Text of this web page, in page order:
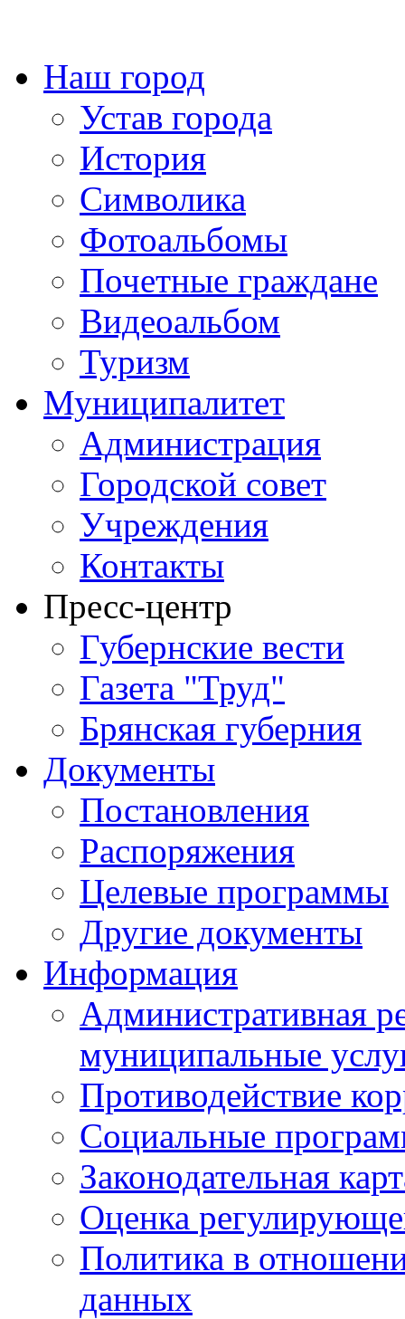
Наш город
Устав города
История
Символика
Фотоальбомы
Почетные граждане
Видеоальбом
Туризм
Муниципалитет
Администрация
Городской совет
Учреждения
Контакты
Пресс-центр
Губернские вести
Газета "Труд"
Брянская губерния
Документы
Постановления
Распоряжения
Целевые программы
Другие документы
Информация
Административная
муниципальные
Противодействие
Социальные
Законодательная
Оценка
Политика в
данных